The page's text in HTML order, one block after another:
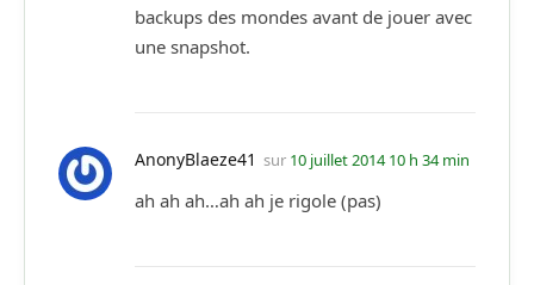
backups des mondes avant de jouer avec
une snapshot.
AnonyBlaeze41 sur 10 juillet 2014 10 h 34 min
ah ah ah…ah ah je rigole (pas)